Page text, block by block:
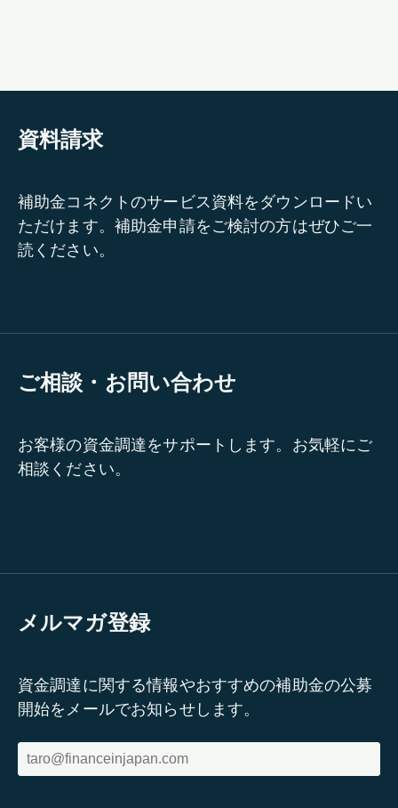
資料請求
補助金コネクトのサービス資料をダウンロードい
ただけます。補助金申請をご検討の方はぜひご一
読ください。
ご相談・お問い合わせ
お客様の資金調達をサポートします。お気軽にご
相談ください。
メルマガ登録
資金調達に関する情報やおすすめの補助金の公募
開始をメールでお知らせします。